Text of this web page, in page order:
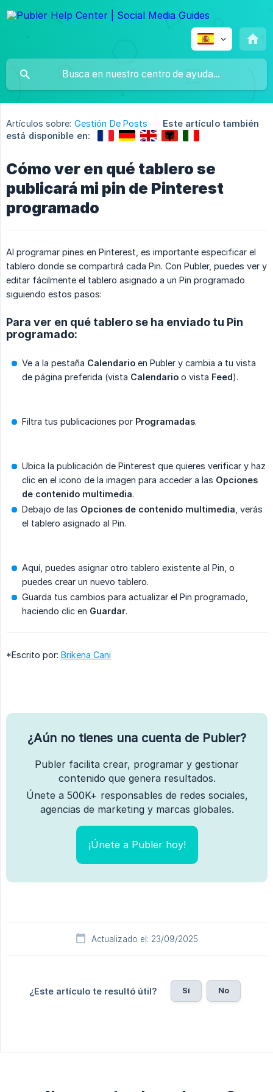
Artículos sobre: Gestión De Posts
Este artículo también
está disponible en:
Cómo ver en qué tablero se
publicará mi pin de Pinterest
programado
Al programar pines en Pinterest, es importante especificar el
tablero donde se compartirá cada Pin. Con Publer, puedes ver y
editar fácilmente el tablero asignado a un Pin programado
siguiendo estos pasos:
Para ver en qué tablero se ha enviado tu Pin
programado:
Ve a la pestaña Calendario en Publer y cambia a tu vista
de página preferida (vista Calendario o vista Feed).
Filtra tus publicaciones por Programadas.
Ubica la publicación de Pinterest que quieres verificar y haz
clic en el icono de la imagen para acceder a las Opciones
de contenido multimedia.
Debajo de las Opciones de contenido multimedia , verás
el tablero asignado al Pin.
Aquí, puedes asignar otro tablero existente al Pin, o
puedes crear un nuevo tablero.
Guarda tus cambios para actualizar el Pin programado,
haciendo clic en Guardar.
*Escrito por: Brikena Cani
¿Aún no tienes una cuenta de Publer?
Publer facilita crear, programar y gestionar
contenido que genera resultados.
Únete a 500K+ responsables de redes sociales,
agencias de marketing y marcas globales.
¡Únete a Publer hoy!
Actualizado el: 23/09/2025
¿Este artículo te resultó útil? Sí No